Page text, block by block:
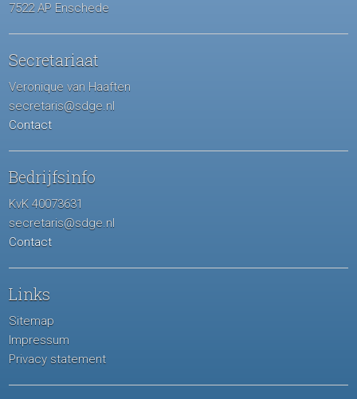
7522 AP Enschede
Secretariaat
Veronique van Haaften
secretaris@sdge.nl
Contact
Bedrijfsinfo
KvK 40073631
secretaris@sdge.nl
Contact
Links
Sitemap
Impressum
Privacy statement